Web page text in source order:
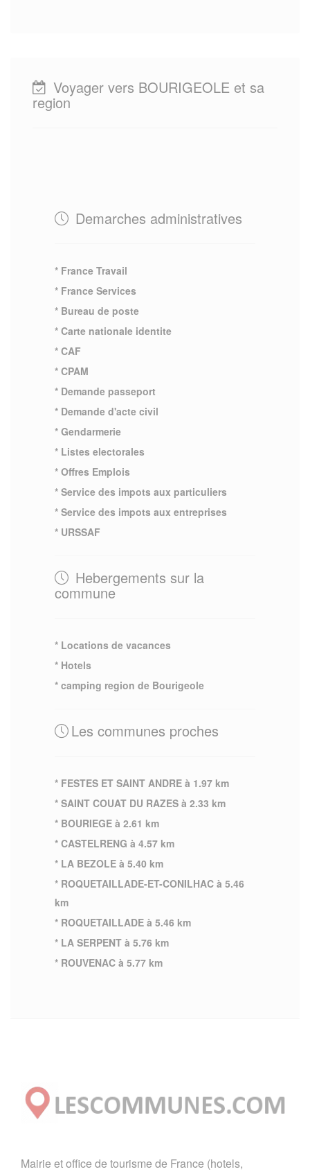
Voyager vers BOURIGEOLE et sa
region
Demarches administratives
* France Travail
* France Services
* Bureau de poste
* Carte nationale identite
* CAF
* CPAM
* Demande passeport
* Demande d'acte civil
* Gendarmerie
* Listes electorales
* Offres Emplois
* Service des impots aux particuliers
* Service des impots aux entreprises
* URSSAF
Hebergements sur la
commune
* Locations de vacances
* Hotels
* camping region de Bourigeole
Les communes proches
* FESTES ET SAINT ANDRE à 1.97 km
* SAINT COUAT DU RAZES à 2.33 km
* BOURIEGE à 2.61 km
* CASTELRENG à 4.57 km
* LA BEZOLE à 5.40 km
* ROQUETAILLADE-ET-CONILHAC à 5.46
km
* ROQUETAILLADE à 5.46 km
* LA SERPENT à 5.76 km
* ROUVENAC à 5.77 km
Mairie et office de tourisme de France (hotels,